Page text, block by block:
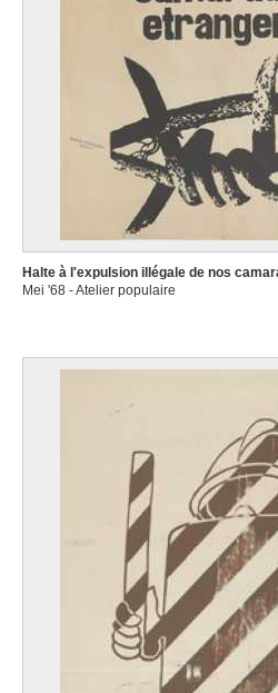
Halte à l'expulsion illégale de nos
Mei '68 - Atelier populaire